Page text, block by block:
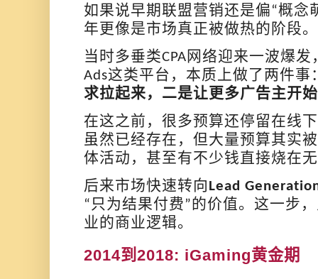
如果说早期联盟营销还是偏“概念
年更像是市场真正被做热的阶段
当时多垂类CPA网络迎来一波爆发
Ads这类平台，本质上做了两件事
求拉起来，二是让更多广告主开
在这之前，很多预算还停留在线
虽然已经存在，但大量预算其实
体活动，甚至有不少钱直接烧在
后来市场快速转向Lead
“ 只为结果付费”的价值。这一步
业的商业逻辑。
2014到2018: iGaming黄金期